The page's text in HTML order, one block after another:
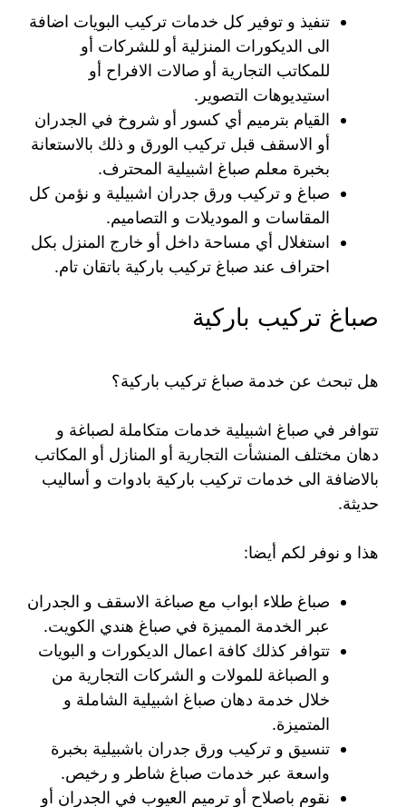
تنفيذ و توفير كل خدمات تركيب البويات اضافة
الى الديكورات المنزلية أو للشركات أو
للمكاتب التجارية أو صالات الافراح أو
استيديوهات التصوير.
القيام بترميم أي كسور أو شروخ في الجدران
أو الاسقف قبل تركيب الورق و ذلك بالاستعانة
بخبرة معلم صباغ اشبيلية المحترف.
صباغ و تركيب ورق جدران اشبيلية و نؤمن كل
المقاسات و الموديلات و التصاميم.
استغلال أي مساحة داخل أو خارج المنزل بكل
احتراف عند صباغ تركيب باركية باتقان تام.
صباغ تركيب باركية
هل تبحث عن خدمة صباغ تركيب باركية؟
تتوافر في صباغ اشبيلية خدمات متكاملة لصباغة و
دهان مختلف المنشأت التجارية أو المنازل أو المكاتب
بالاضافة الى خدمات تركيب باركية بادوات و أساليب
حديثة.
هذا و نوفر لكم أيضا:
صباغ طلاء ابواب مع صباغة الاسقف و الجدران
عبر الخدمة المميزة في صباغ هندي الكويت.
تتوافر كذلك كافة اعمال الديكورات و البويات
و الصباغة للمولات و الشركات التجارية من
خلال خدمة دهان صباغ اشبيلية الشاملة و
المتميزة.
تنسيق و تركيب ورق جدران باشبيلية بخبرة
واسعة عبر خدمات صباغ شاطر و رخيص.
نقوم باصلاح أو ترميم العيوب في الجدران أو